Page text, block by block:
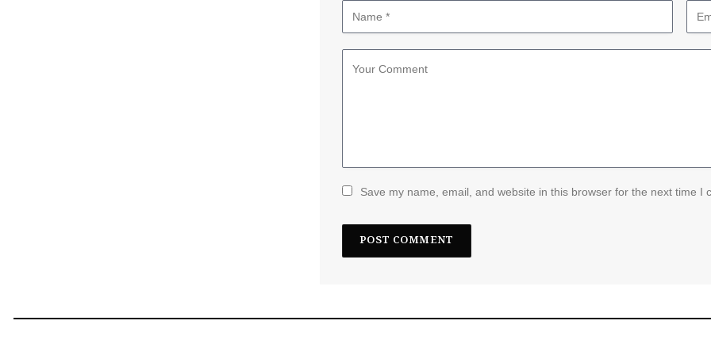
Save my name, email, and website in this browser for the next time I